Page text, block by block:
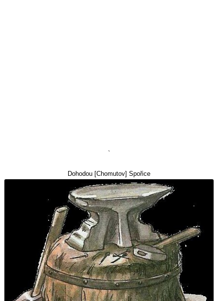
`
Dohodou [Chomutov] Spořice